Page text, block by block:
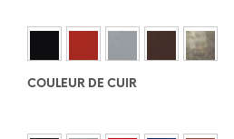
COULEUR DE CUIR